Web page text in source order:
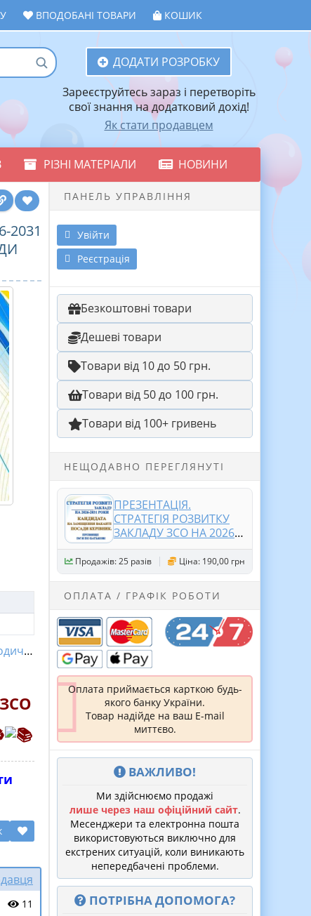
ВПОДОБАНІ ТОВАРИ КОШИК
ДОДАТИ РОЗРОБКУ
Зареєструйтесь зараз і перетворіть
свої знання на додатковий дохід!
Як стати продавцем
РІЗНІ МАТЕРІАЛИ НОВИНИ
2031
11
ПАНЕЛЬ УПРАВЛІННЯ
Увійти
Реєстрація
Безкоштовні товари
Дешеві товари
Товари від 10 до 50 грн.
Товари від 50 до 100 грн.
Товари від 100+ гривень
НЕЩОДАВНО ПЕРЕГЛЯНУТІ
ПРЕЗЕНТАЦІЯ.
СТРАТЕГІЯ РОЗВИТКУ
ЗАКЛАДУ ЗСО НА 2026-
2031 РОКИ. КАНДИДАТА
НА ЗАМІЩЕННЯ
ВАКАНТНОЇ ПОСАДИ
КЕРІВНИКА (48
СЛАЙДІВ) PowerPoint.
Продажів: 25 разів Ціна: 190,00 грн
ОПЛАТА / ГРАФІК РОБОТИ
Оплата приймається карткою будь-
якого банку України.
Товар надійде на ваш E-mail
миттєво.
ВАЖЛИВО!
Ми здійснюємо продажі
лише через наш офіційний сайт.
Месенджери та електронна пошта
використовуються виключно для
екстрених ситуацій, коли виникають
непередбачені проблеми.
ПОТРІБНА ДОПОМОГА?